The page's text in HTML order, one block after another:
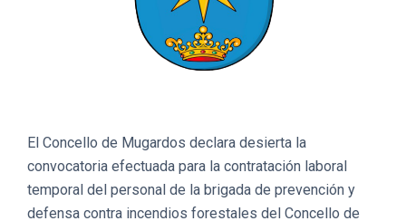
El Concello de Mugardos declara desierta la
convocatoria efectuada para la contratación laboral
temporal del personal de la brigada de prevención y
defensa contra incendios forestales del Concello de